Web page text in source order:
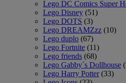
Lego DC Comics Super
Lego Disney (51)
Lego DOTS (3)
Lego DREAMZzz (10)
Lego duplo (67)
Lego Fortnite (11)
Lego friends (68)
Lego Gabby´s Dollhouse
Lego Harry Potter (33)